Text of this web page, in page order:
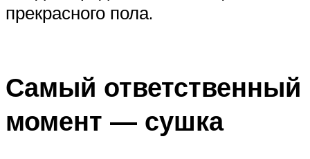
прекрасного пола.
Самый ответственный
момент — сушка